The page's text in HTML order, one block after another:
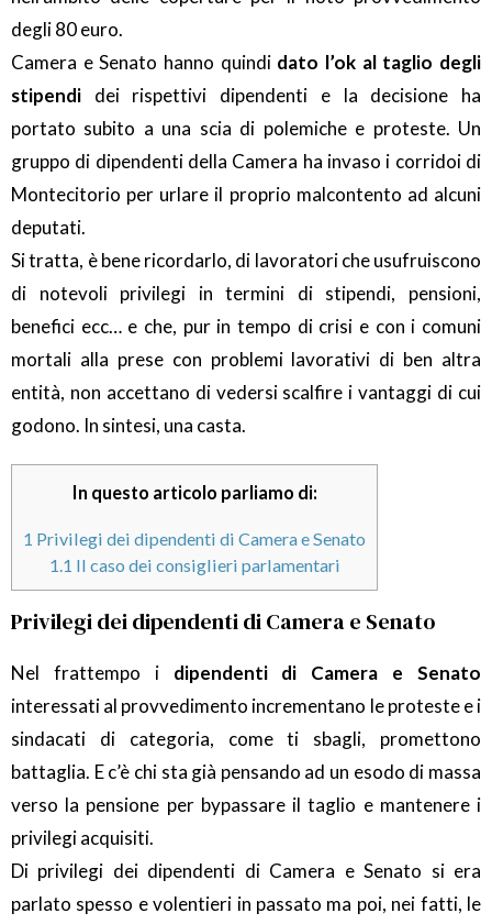
degli 80 euro.
Camera e Senato hanno quindi dato l’ok al taglio degli
stipendi dei rispettivi dipendenti e la decisione ha
portato subito a una scia di polemiche e proteste. Un
gruppo di dipendenti della Camera ha invaso i corridoi di
Montecitorio per urlare il proprio malcontento ad alcuni
deputati.
Si tratta, è bene ricordarlo, di lavoratori che usufruiscono
di notevoli privilegi in termini di stipendi, pensioni,
benefici ecc… e che, pur in tempo di crisi e con i comuni
mortali alla prese con problemi lavorativi di ben altra
entità, non accettano di vedersi scalfire i vantaggi di cui
godono. In sintesi, una casta.
In questo articolo parliamo di:
1 Privilegi dei dipendenti di Camera e Senato
1.1 Il caso dei consiglieri parlamentari
Privilegi dei dipendenti di Camera e Senato
Nel frattempo i dipendenti di Camera e Senato
interessati al provvedimento incrementano le proteste e i
sindacati di categoria, come ti sbagli, promettono
battaglia. E c’è chi sta già pensando ad un esodo di massa
verso la pensione per bypassare il taglio e mantenere i
privilegi acquisiti.
Di privilegi dei dipendenti di Camera e Senato si era
parlato spesso e volentieri in passato ma poi, nei fatti, le